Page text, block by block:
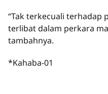
“Tak terkecuali terhadap
terlibat dalam perkara
tambahnya.
*Kahaba-01